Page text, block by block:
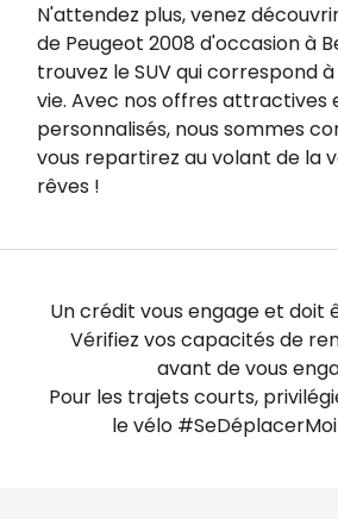
N'attendez plus, venez
de Peugeot 2008 d'occasion à
trouvez le SUV qui correspond
vie. Avec nos offres attractives
personnalisés, nous sommes
vous repartirez au volant de la
rêves !
Un crédit vous engage et doit
Vérifiez vos capacités de
avant de vous
Pour les trajets courts,
le vélo